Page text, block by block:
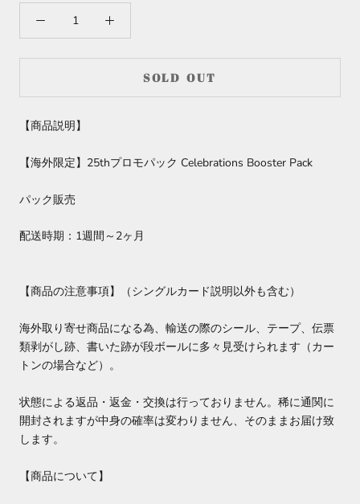
SOLD OUT
【商品説明】
【海外限定】25thプロモパック Celebrations Booster Pack
パック販売
配送時期：1週間～2ヶ月
【商品の注意事項】（シングルカード説明以外も含む）
海外取り寄せ商品になる為、輸送の際のシール、テープ、伝票
類剥がし跡、書いた跡が段ボールに多々見受けられます（カー
トンの場合など）。
状態による返品・返金・交換は行っておりません。稀に通関に
開封されますが中身の確率は変わりません、そのままお届け致
します。
【商品について】